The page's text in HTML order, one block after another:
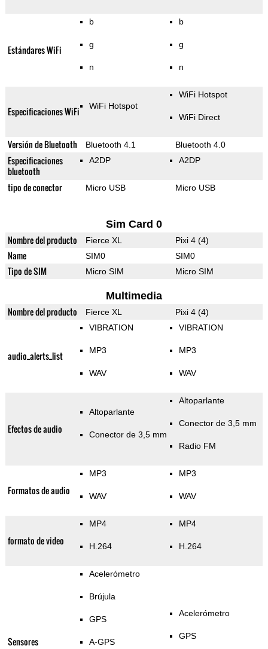
Estándares WiFi
b
g
n
b
g
n
Especificaciones WiFi WiFi Hotspot
WiFi Hotspot
WiFi Direct
Versión de Bluetooth Bluetooth 4.1 Bluetooth 4.0
Especificaciones
bluetooth
A2DP A2DP
tipo de conector Micro USB Micro USB
Sim Card 0
Nombre del producto Fierce XL Pixi 4 (4)
Name SIM0 SIM0
Tipo de SIM Micro SIM Micro SIM
Multimedia
Nombre del producto Fierce XL Pixi 4 (4)
audio_alerts_list
VIBRATION
MP3
WAV
VIBRATION
MP3
WAV
Efectos de audio
Altoparlante
Conector de 3,5 mm
Altoparlante
Conector de 3,5 mm
Radio FM
Formatos de audio
MP3
WAV
MP3
WAV
formato de video
MP4
H.264
MP4
H.264
Sensores
Acelerómetro
Brújula
GPS
A-GPS
Acelerómetro
GPS